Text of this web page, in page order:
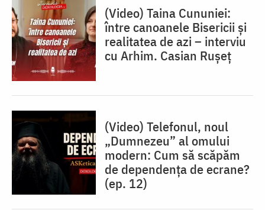
(Video) Taina Cununiei:
între canoanele Bisericii și
realitatea de azi – interviu
cu Arhim. Casian Rușeț
(Video) Telefonul, noul
„Dumnezeu” al omului
modern: Cum să scăpăm
de dependența de ecrane?
(ep. 12)